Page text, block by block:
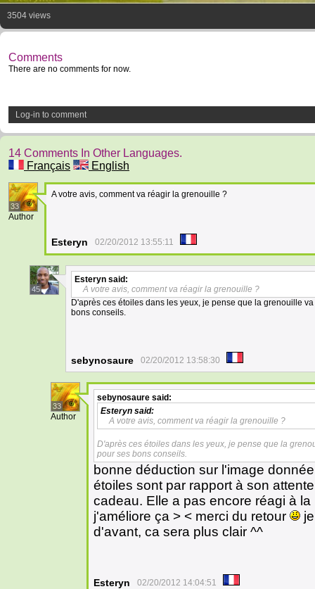
3504 views
Comments
There are no comments for now.
Log-in to comment
14 Comments In Other Languages.
Français
English
33
Author
A votre avis, comment va réagir la grenouille ?
Esteryn 02/20/2012 13:55:11
45
Esteryn said:
A votre avis, comment va réagir la grenouille ?
D'après ces étoiles dans les yeux, je pense que la grenouille
bons conseils.
sebynosaure 02/20/2012 13:58:30
33
Author
sebynosaure said:
Esteryn said:
A votre avis, comment va réagir la grenouille ?
D'après ces étoiles dans les yeux, je pense que la
pour ses bons conseils.
bonne déduction sur l'image
étoiles sont par rapport à son
cadeau. Elle a pas encore réagi à
j'améliore ça > < merci du retour
d'avant, ca sera plus clair ^^
Esteryn 02/20/2012 14:04:51